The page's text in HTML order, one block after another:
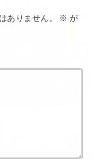
ありません。 ※ が